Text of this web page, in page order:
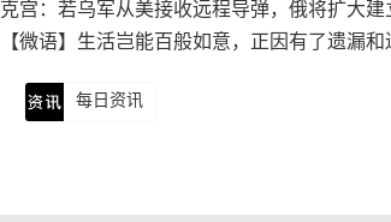
克宫：若乌军从美接收远程导弹，俄将扩大建
【微语】生活岂能百般如意，正因有了遗漏
每日资讯